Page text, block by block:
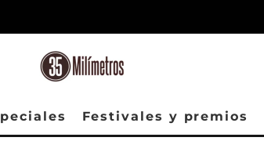
Festivales y premios